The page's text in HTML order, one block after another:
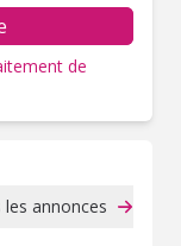
de
annonces